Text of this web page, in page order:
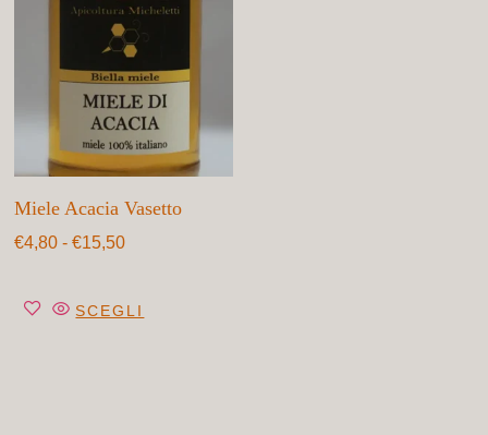
Miele Acacia Vasetto
€4,80 - €15,50
SCEGLI